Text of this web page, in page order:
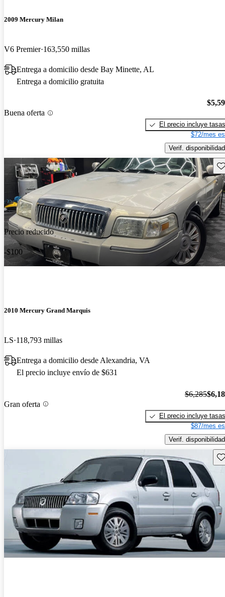
2009 Mercury Milan
V6 Premier 163,550 millas
Entrega a domicilio desde Bay Minette, AL
Entrega a domicilio gratuita
Buena oferta
El precio incluye tasas
$72/mes
Verif. disponibilidad
Precio reducido
-$100
2010 Mercury Grand Marquis
LS 118,793 millas
Entrega a domicilio desde Alexandria, VA
El precio incluye envío de $631
Gran oferta
$6,285
El precio incluye tasas
$87/mes
Verif. disponibilidad